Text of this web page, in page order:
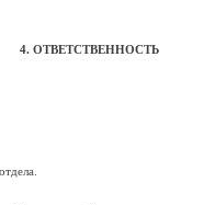
4. ОТВЕТСТВЕННОСТЬ